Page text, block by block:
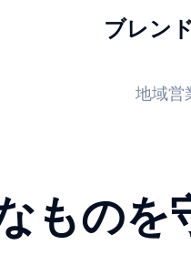
ブレン
地域営
ものを